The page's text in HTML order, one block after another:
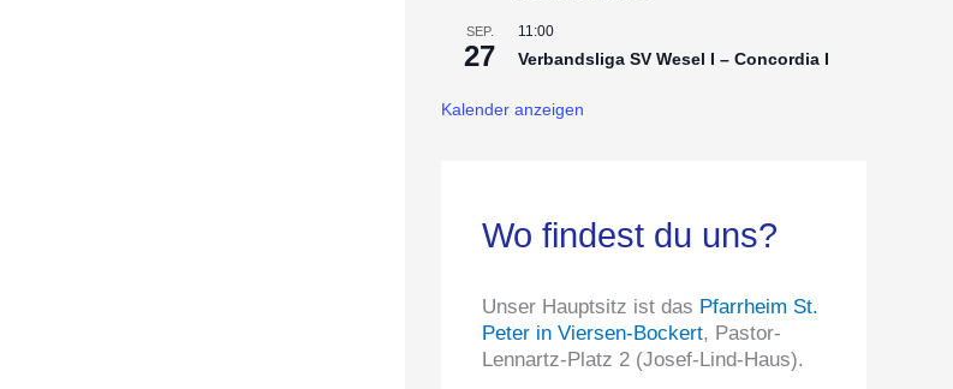
SEP.
27
11:00
Verbandsliga SV Wesel I – Concordia I
Kalender anzeigen
Wo findest du uns?
Unser Hauptsitz ist das Pfarrheim St.
Peter in Viersen-Bockert, Pastor-
Lennartz-Platz 2 (Josef-Lind-Haus).